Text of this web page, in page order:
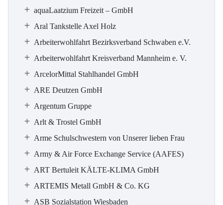
aquaLaatzium Freizeit – GmbH
Aral Tankstelle Axel Holz
Arbeiterwohlfahrt Bezirksverband Schwaben e.V.
Arbeiterwohlfahrt Kreisverband Mannheim e. V.
ArcelorMittal Stahlhandel GmbH
ARE Deutzen GmbH
Argentum Gruppe
Arlt & Trostel GmbH
Arme Schulschwestern von Unserer lieben Frau
Army & Air Force Exchange Service (AAFES)
ART Bertuleit KÄLTE-KLIMA GmbH
ARTEMIS Metall GmbH & Co. KG
ASB Sozialstation Wiesbaden